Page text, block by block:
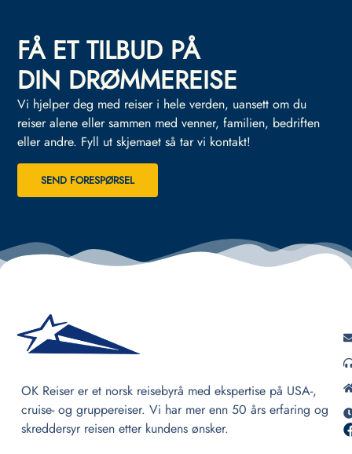
FÅ ET TILBUD PÅ
DIN DRØMMEREISE
Vi hjelper deg med reiser i hele verden, uansett om du
reiser alene eller sammen med venner, familien, bedriften
eller andre. Fyll ut skjemaet så tar vi kontakt!
SEND FORESPØRSEL
OK Reiser er et norsk reisebyrå med ekspertise på USA-,
cruise- og gruppereiser. Vi har mer enn 50 års erfaring og
skreddersyr reisen etter kundens ønsker.